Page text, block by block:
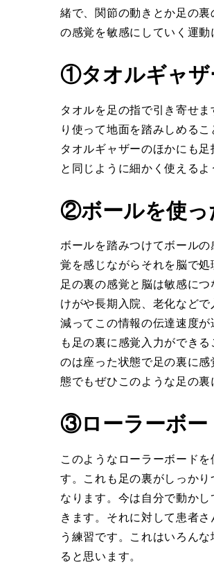
緒で、関節の動きとか足の
の感覚を敏感にしていく運動
①タオルギャザ
タオルを足の指で引き寄せ
り使って地面を踏みしめる
タオルギャザーのほかにも
と同じように細かく使えるよ
②ボールを使っ
ボールを踏みつけてボール
覚を感じながらそれを脳で
足の裏の感覚と脳は敏感に
けがや長期入院、老化など
減ってこの情報の伝達速度
も足の裏に感覚入力ができ
のは座った状態で足の裏に
態でもぜひこのような足の裏
③ローラーボー
このようなローラーボード
す。これも足の裏がしっか
なります。今は自分で動か
きます。それに対して患者
う練習です。これはいろん
ると思います。